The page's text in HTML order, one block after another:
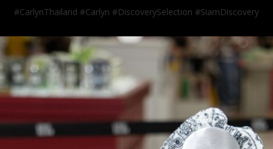
#CarlynThailand #Carlyn #DiscoverySelection #SiamDiscovery